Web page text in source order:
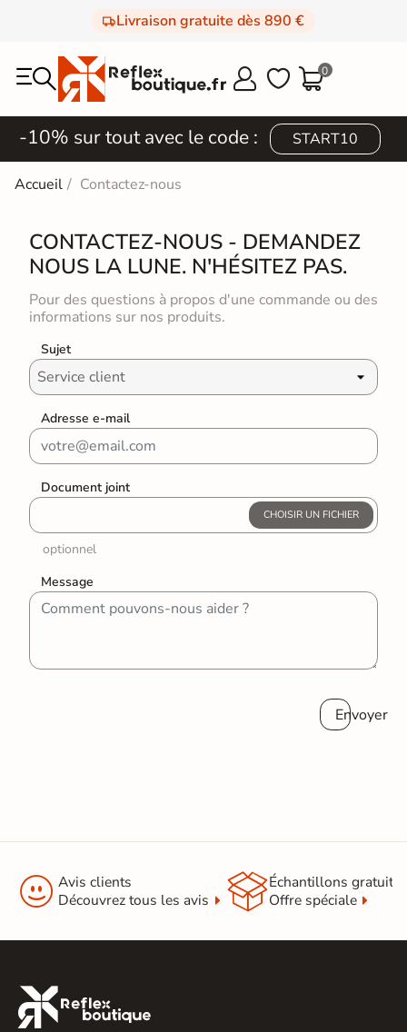
Livraison gratuite dès 890 €
  0
-10% sur tout avec le code : START10
Accueil Contactez-nous
CONTACTEZ-NOUS - DEMANDEZ
NOUS LA LUNE. N'HÉSITEZ PAS.
Pour des questions à propos d'une commande ou des
informations sur nos produits.
Sujet
Adresse e-mail
Document joint
CHOISIR UN FICHIER
optionnel
Message
Envoyer
 Avis clients
Découvrez tous les avis
Échantillons gratuit
Offre spéciale
